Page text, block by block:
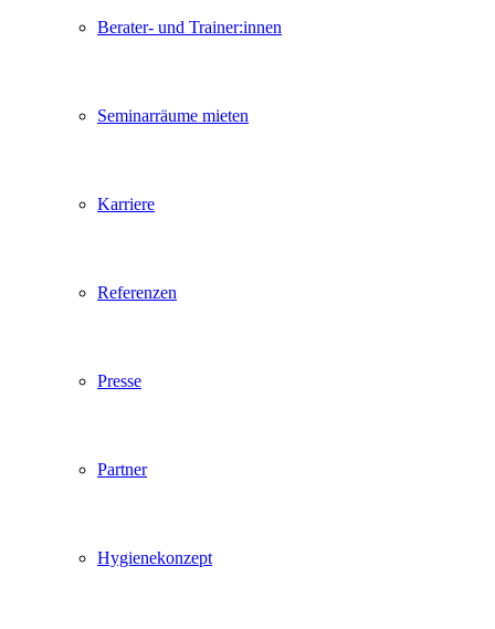
Berater- und Trainer:innen
Seminarräume mieten
Karriere
Referenzen
Presse
Partner
Hygienekonzept